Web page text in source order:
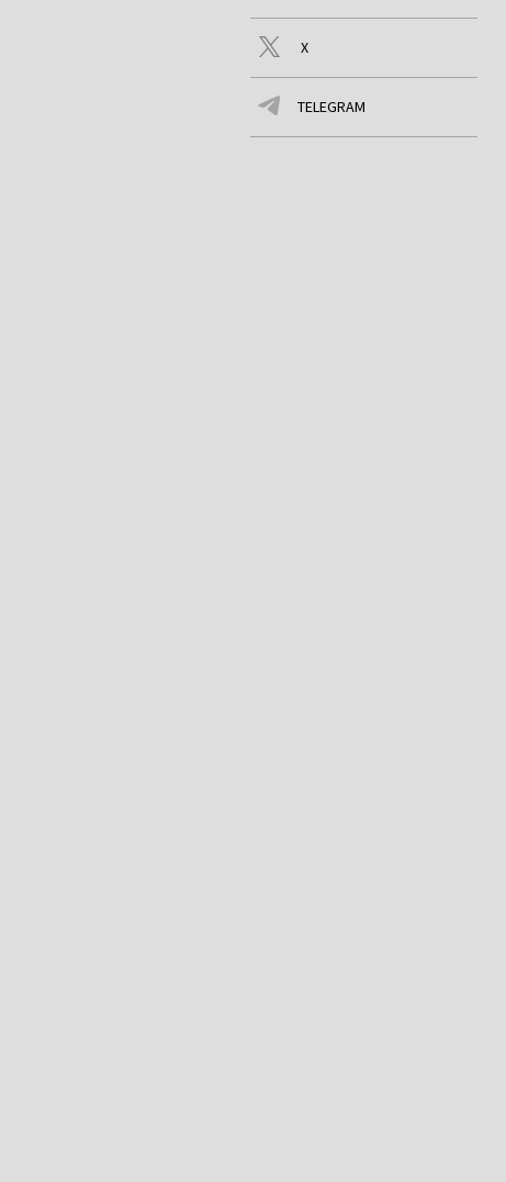
X
TELEGRAM